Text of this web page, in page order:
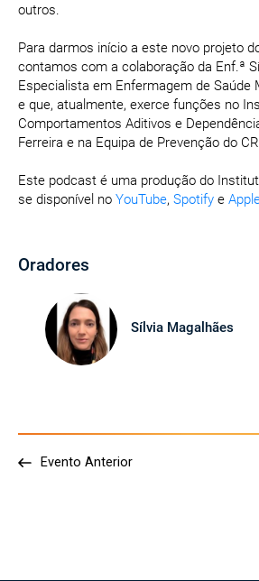
outros.
Para darmos início a este novo projeto
contamos com a colaboração da Enf.ª
Especialista em Enfermagem de Saúde
e que, atualmente, exerce funções no
Comportamentos Aditivos e
Ferreira e na Equipa de Prevenção do
Este podcast é uma produção do
se disponível no YouTube, Spotify e
Oradores
Sílvia Magalhães
Evento Anterior